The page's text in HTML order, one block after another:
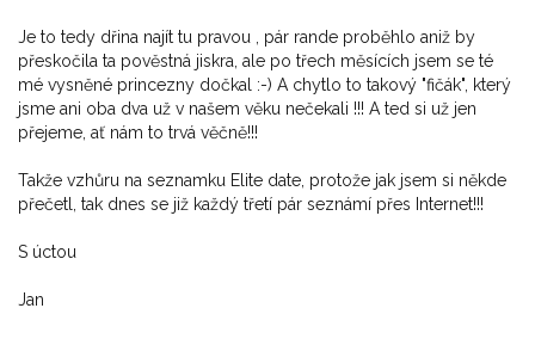
Je to tedy dřina najít tu pravou , pár rande proběhlo aniž by
přeskočila ta pověstná jiskra, ale po třech měsících jsem se té
mé vysněné princezny dočkal :-) A chytlo to takový "fičák", který
jsme ani oba dva už v našem věku nečekali !!! A ted si už jen
přejeme, ať nám to trvá věčně!!!
Takže vzhůru na seznamku Elite date, protože jak jsem si někde
přečetl, tak dnes se již každý třetí pár seznámí přes Internet!!!
S úctou
Jan